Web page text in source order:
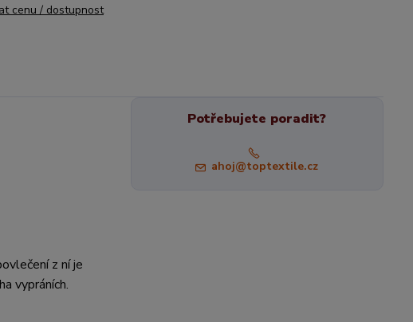
cenu / dostupnost
z ní je
vypráních.
Potřebujete poradit?
ahoj@toptextile.cz